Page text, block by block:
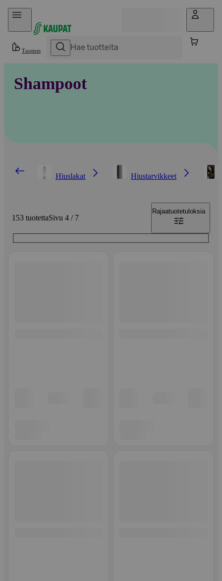
Hyppää sisältöön
Tuotteet
Shampoot
Hiuslakat Hiustarvikkeet
153 tuotettaSivu 4 / 7
Rajaatuotetuloksia